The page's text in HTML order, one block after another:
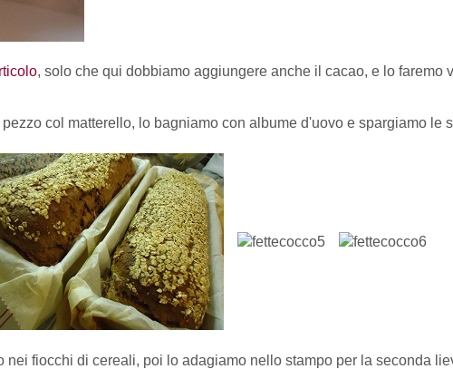
, solo che qui dobbiamo aggiungere anche il cacao, e lo faremo
col matterello, lo bagniamo con albume d'uovo e spargiamo le
fiocchi di cereali, poi lo adagiamo nello stampo per la seconda